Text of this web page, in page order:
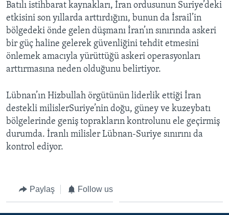
Batılı istihbarat kaynakları, İran ordusunun Suriye’deki
etkisini son yıllarda arttırdığını, bunun da İsrail’in
bölgedeki önde gelen düşmanı İran’ın sınırında askeri
bir güç haline gelerek güvenliğini tehdit etmesini
önlemek amacıyla yürüttüğü askeri operasyonları
arttırmasına neden olduğunu belirtiyor.
Lübnan’ın Hizbullah örgütünün liderlik ettiği İran
destekli milislerSuriye’nin doğu, güney ve kuzeybatı
bölgelerinde geniş toprakların kontrolunu ele geçirmiş
durumda. İranlı milisler Lübnan-Suriye sınırını da
kontrol ediyor.
Paylaş Follow us